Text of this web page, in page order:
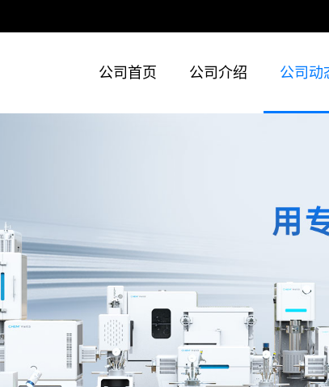
公司首页 公司介绍 公司动